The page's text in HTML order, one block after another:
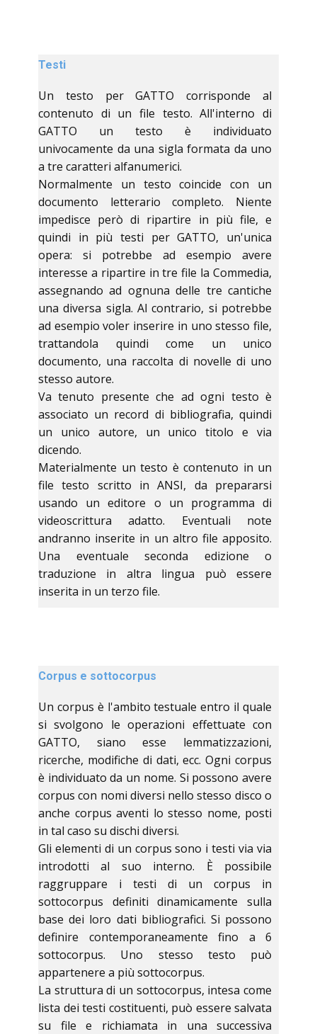
Testi
Un testo per GATTO corrisponde al
contenuto di un file testo. All'interno di
GATTO un testo è individuato
univocamente da una sigla formata da uno
a tre caratteri alfanumerici.
Normalmente un testo coincide con un
documento letterario completo. Niente
impedisce però di ripartire in più file, e
quindi in più testi per GATTO, un'unica
opera: si potrebbe ad esempio avere
interesse a ripartire in tre file la Commedia,
assegnando ad ognuna delle tre cantiche
una diversa sigla. Al contrario, si potrebbe
ad esempio voler inserire in uno stesso file,
trattandola quindi come un unico
documento, una raccolta di novelle di uno
stesso autore.
Va tenuto presente che ad ogni testo è
associato un record di bibliografia, quindi
un unico autore, un unico titolo e via
dicendo.
Materialmente un testo è contenuto in un
file testo scritto in ANSI, da prepararsi
usando un editore o un programma di
videoscrittura adatto. Eventuali note
andranno inserite in un altro file apposito.
Una eventuale seconda edizione o
traduzione in altra lingua può essere
inserita in un terzo file.
Corpus e sottocorpus
Un corpus è l'ambito testuale entro il quale
si svolgono le operazioni effettuate con
GATTO, siano esse lemmatizzazioni,
ricerche, modifiche di dati, ecc. Ogni corpus
è individuato da un nome. Si possono avere
corpus con nomi diversi nello stesso disco o
anche corpus aventi lo stesso nome, posti
in tal caso su dischi diversi.
Gli elementi di un corpus sono i testi via via
introdotti al suo interno. È possibile
raggruppare i testi di un corpus in
sottocorpus definiti dinamicamente sulla
base dei loro dati bibliografici. Si possono
definire contemporaneamente fino a 6
sottocorpus. Uno stesso testo può
appartenere a più sottocorpus.
La struttura di un sottocorpus, intesa come
lista dei testi costituenti, può essere salvata
su file e richiamata in una successiva